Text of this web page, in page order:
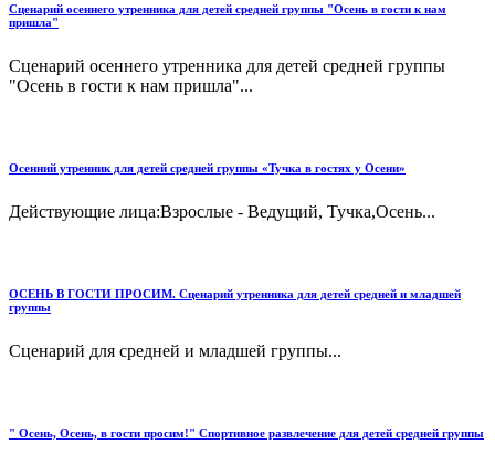
Сценарий осеннего утренника для детей средней группы "Осень в гости к нам
пришла"
Сценарий осеннего утренника для детей средней группы
"Осень в гости к нам пришла"...
Осенний утренник для детей средней группы «Тучка в гостях у Осени»
Действующие лица:Взрослые - Ведущий, Тучка,Осень...
ОСЕНЬ В ГОСТИ ПРОСИМ. Сценарий утренника для детей средней и младшей
группы
Сценарий для средней и младшей группы...
" Осень, Осень, в гости просим!" Спортивное развлечение для детей средней группы